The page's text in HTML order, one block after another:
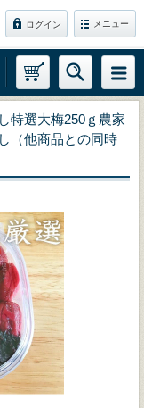
ログイン メニュー
特選大梅250ｇ農家
（他商品との同時